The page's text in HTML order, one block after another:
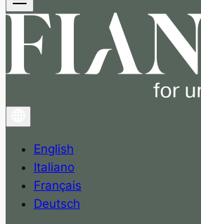
English
Italiano
Français
Deutsch